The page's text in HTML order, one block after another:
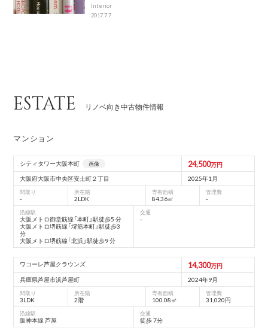
Interior
2017.7.7
ESTATE リノベ向き中古物件情報
マンション
シティタワー大阪本町 画像 24,500万円
大阪府大阪市中央区安土町２丁目
2025年1月
間取り
-
所在階
2LDK
専有面積
84.36㎡
管理費
-
沿線駅
大阪メトロ御堂筋線「本町」駅徒歩5 分
大阪メトロ堺筋線「堺筋本町」駅徒歩3
分
大阪メトロ堺筋線「北浜」駅徒歩9 分
交通
-
ワコーレ芦屋クラウンズ 14,300万円
兵庫県芦屋市浜芦屋町
2024年9月
間取り
3LDK
所在階
2階
専有面積
100.08㎡
管理費
31,020円
沿線駅
阪神本線 芦屋
交通
徒歩 7分